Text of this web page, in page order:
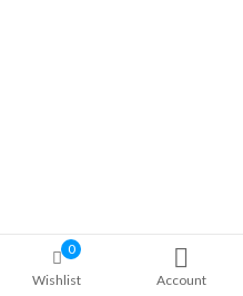
0
Wishlist
Account